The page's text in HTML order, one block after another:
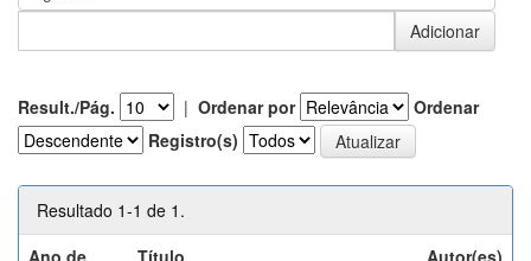
Result./Pág. | Ordenar por
Ordenar
Registro(s)
Resultado 1-1 de 1.
Ano de
Título Autor(es)